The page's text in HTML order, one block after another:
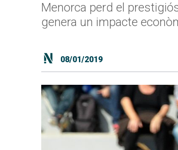
Menorca perd el
genera un impacte
08/01/2019